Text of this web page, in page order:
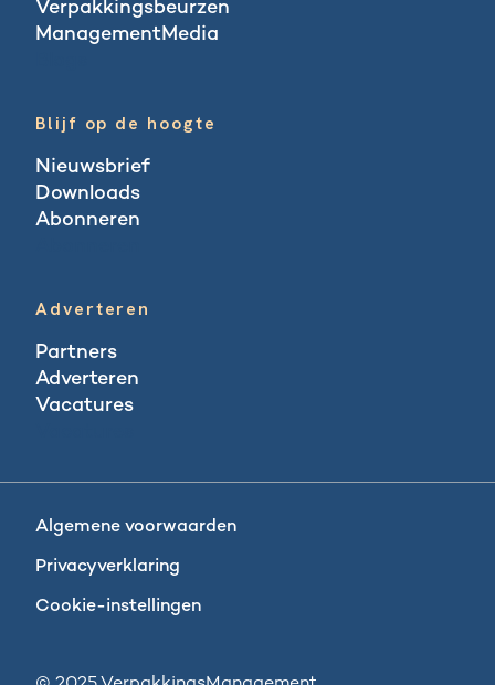
Verpakkingsbeurzen
ManagementMedia
Blijf op de hoogte
Nieuwsbrief
Downloads
Abonneren
Adverteren
Partners
Adverteren
Vacatures
Algemene voorwaarden
Privacyverklaring
Cookie-instellingen